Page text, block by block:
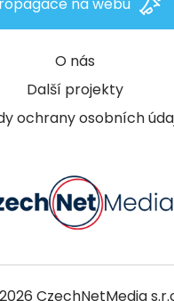
O nás
Další projekty
ochrany osobních
na webu
CzechNetMedia